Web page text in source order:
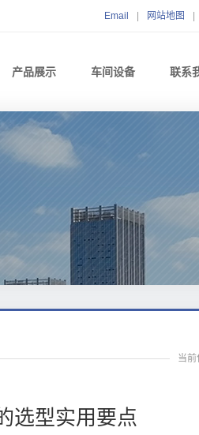
Email 网站地图
产品展示 车间设备 联系
当前
选型实用要点